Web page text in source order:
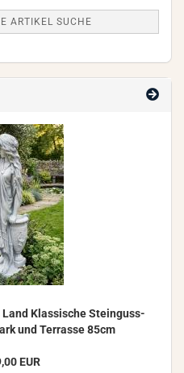
ARTIKEL SUCHE
Klas­si­sche Steinguss-​
und Ter­ras­se 85cm
EUR